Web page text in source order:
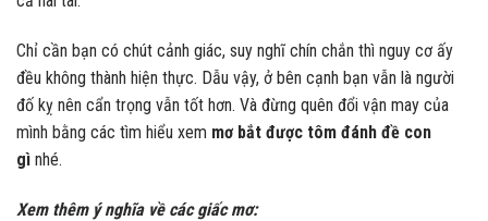
Chỉ cần bạn có chút cảnh giác, suy nghĩ chín chắn thì nguy cơ ấy
đều không thành hiện thực. Dẫu vậy, ở bên cạnh bạn vẫn là người
đố kỵ nên cẩn trọng vẫn tốt hơn. Và đừng quên đổi vận may của
mình bằng các tìm hiểu xem mơ bắt được tôm đánh đề con
gì nhé.
Xem thêm ý nghĩa về các giấc mơ: